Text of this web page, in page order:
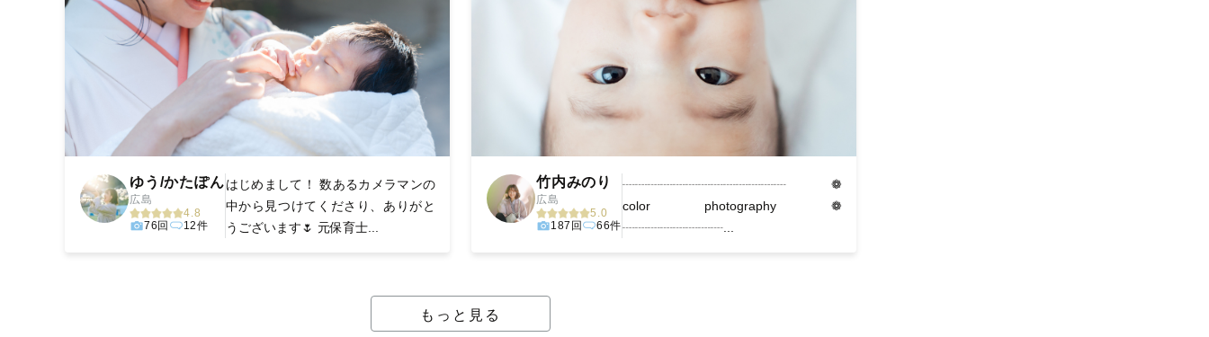
ゆう/かたぽん
広島
4.8
76回
12件
はじめまして！ 数あるカメラマンの
中から見つけてくださり、ありがと
うございます🌷 元保育士...
竹内みのり
広島
5.0
187回
66件
┈┈┈┈┈┈┈┈┈┈┈┈┈ ❁
color photography ❁
┈┈┈┈┈┈┈┈...
もっと見る